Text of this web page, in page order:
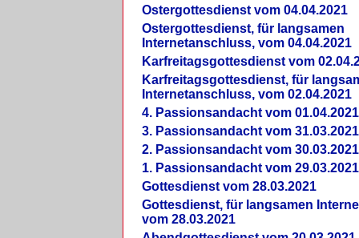
Ostergottesdienst vom 04.04.2021
Ostergottesdienst, für langsamen
Internetanschluss, vom 04.04.2021
Karfreitagsgottesdienst vom
Karfreitagsgottesdienst, für
Internetanschluss, vom 02.04.2021
4. Passionsandacht vom 01.04.2021
3. Passionsandacht vom 31.03.2021
2. Passionsandacht vom 30.03.2021
1. Passionsandacht vom 29.03.2021
Gottesdienst vom 28.03.2021
Gottesdienst, für langsamen
vom 28.03.2021